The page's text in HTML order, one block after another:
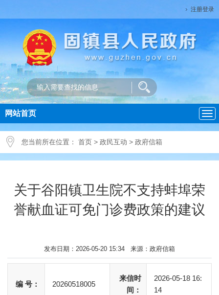
注册登录
导
航
网站首页
您当前所在位置： 首页 > 政民互动 > 政府信箱
关于谷阳镇卫生院不支持蚌埠荣
誉献血证可免门诊费政策的建议
发布日期：2026-05-20 15:34 来源：政府信箱
编 号： 20260518005
来信时
间：
2026-05-18 16:
14